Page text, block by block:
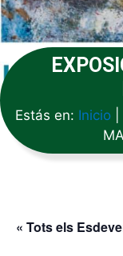
Estás en: Inicio|
« Tots els